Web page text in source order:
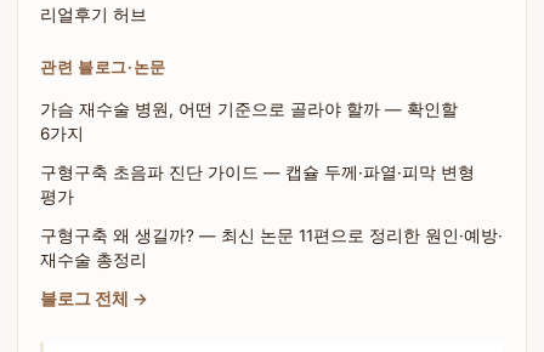
리얼후기 허브
관련 블로그·논문
가슴 재수술 병원, 어떤 기준으로 골라야 할까 — 확인할
6가지
구형구축 초음파 진단 가이드 — 캡슐 두께·파열·피막 변형
평가
구형구축 왜 생길까? — 최신 논문 11편으로 정리한 원인·예방·
재수술 총정리
블로그 전체 →